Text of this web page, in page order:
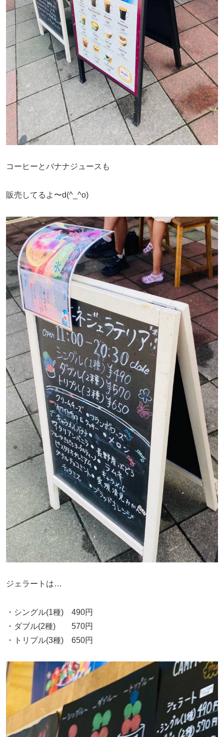
コーヒーとバナナジュースも
販売してるよ〜d(^_^o)
ジェラートは…
・シングル(1種) 490円
・ダブル(2種) 570円
・トリプル(3種) 650円